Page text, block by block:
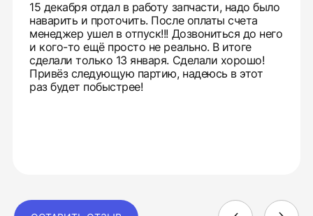
15 декабря отдал в работу запчасти, надо было
наварить и проточить. После оплаты счета
менеджер ушел в отпуск!!! Дозвониться до него
и кого-то ещё просто не реально. В итоге
сделали только 13 января. Сделали хорошо!
Привёз следующую партию, надеюсь в этот
раз будет побыстрее!